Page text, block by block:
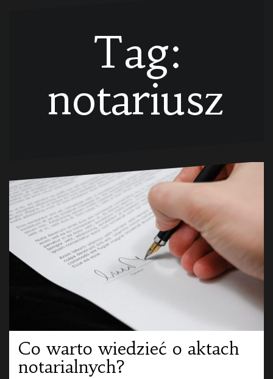
Tag:
notariusz
Co warto wiedzieć o aktach
notarialnych?